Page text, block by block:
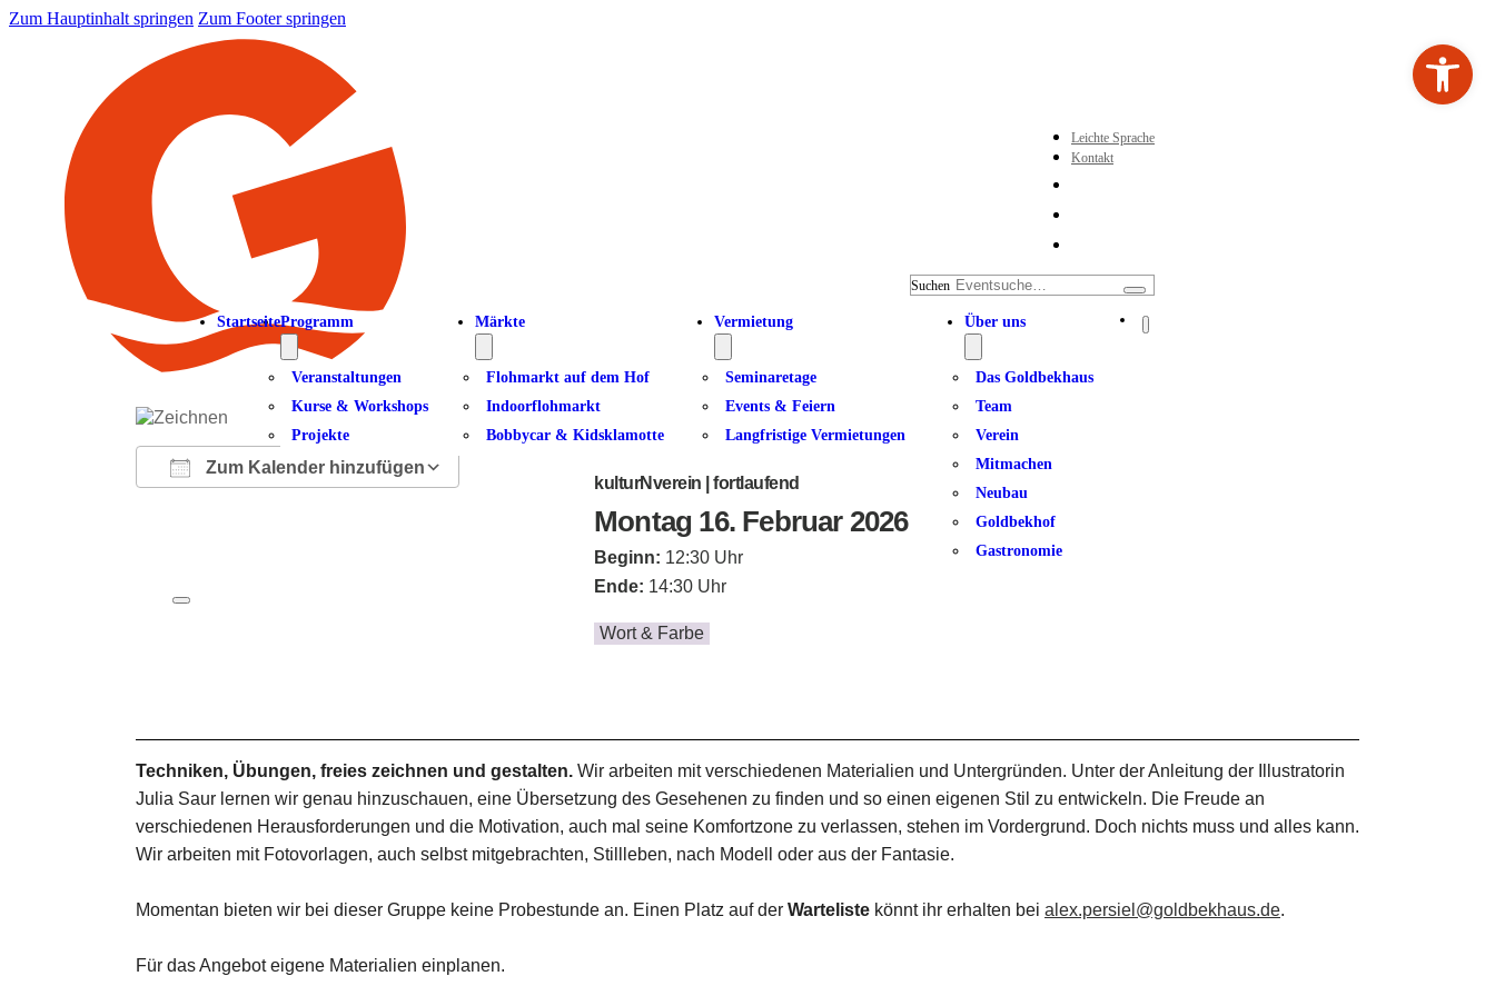
Zum Hauptinhalt springen Zum Footer springen
Leichte Sprache
Kontakt
Suchen
StartseiteProgramm
Veranstaltungen
Kurse & Workshops
Projekte
Märkte
Flohmarkt auf dem Hof
Indoorflohmarkt
Bobbycar & Kidsklamotte
Vermietung
Seminaretage
Events & Feiern
Langfristige Vermietungen
Über uns
Das Goldbekhaus
Team
Verein
Mitmachen
Neubau
Goldbekhof
Gastronomie
Zum Kalender hinzufügen
Zeichnen
kulturNverein | fortlaufend
Montag 16. Februar 2026
Beginn: 12:30 Uhr
Ende: 14:30 Uhr
Wort & Farbe
Techniken, Übungen, freies zeichnen und gestalten. Wir arbeiten mit verschiedenen Materialien und Untergründen. Unter der Anleitung der Illustratorin
Julia Saur lernen wir genau hinzuschauen, eine Übersetzung des Gesehenen zu finden und so einen eigenen Stil zu entwickeln. Die Freude an
verschiedenen Herausforderungen und die Motivation, auch mal seine Komfortzone zu verlassen, stehen im Vordergrund. Doch nichts muss und alles kann.
Wir arbeiten mit Fotovorlagen, auch selbst mitgebrachten, Stillleben, nach Modell oder aus der Fantasie.
Momentan bieten wir bei dieser Gruppe keine Probestunde an. Einen Platz auf der Warteliste könnt ihr erhalten bei alex.persiel@goldbekhaus.de.
Für das Angebot eigene Materialien einplanen.